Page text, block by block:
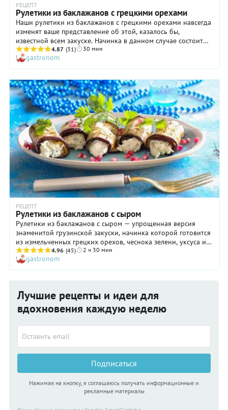
РЕЦЕПТ
Рулетики из баклажанов с грецкими орехами
Наши рулетики из баклажанов с грецкими орехами навсегда
изменят ваше представление об этой, казалось бы,
известной всем закуске. Начинка в данном случае состоит
вовсе не из тертого полутвердого или плавленого сыра,
смешанного с чесноком: она более оригинальная, но вместе
с тем не слишком сложная. Основу составляют грецкие
орехи с кинзой, к которым затем добавляется кремчиз.
Вместо него вполне можно взять и более доступный
творожный сыр. И обязательно украсьте рулетики из
баклажанов с грецкими орехами зернами граната: они
придадут вкусу закуски особенно изысканные ноты.
4.87 (31) 30 мин
gastronom
РЕЦЕПТ
Рулетики из баклажанов с сыром
Рулетики из баклажанов с сыром — упрощенная версия
знаменитой грузинской закуски, начинка которой готовится
из измельченных грецких орехов, чеснока зелени, уксуса и
специй. Иногда в нее добавляют натуральный йогурт или
сметану для сочности, но это уже считается отклонением от
традиционного рецепта. Рецепт рулетиков из баклажанов с
поэтому хозяйки нашли свой вариант пикантной начинки.
Следует заметить, получилось очень неплохо! Причем
настолько, что рулетики с сыром «прописались» в меню
многих ресторанов и по сей день пользуются большой
популярностью.
4.96 (45) 2 ч 30 мин
gastronom
Лучшие рецепты и идеи для
вдохновения каждую неделю
Подписаться
Нажимая на кнопку, я соглашаюсь получать информационные и
рекламные материалы